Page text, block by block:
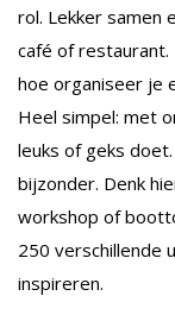
rol. Lekker samen
café of restaurant.
hoe organiseer je
Heel simpel: met
leuks of geks
bijzonder. Denk
workshop of
250 verschillende
inspireren.